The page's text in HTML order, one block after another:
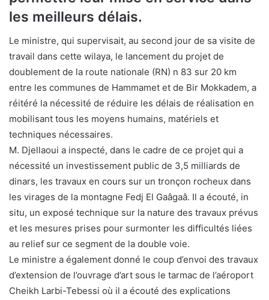
les meilleurs délais.
Le ministre, qui supervisait, au second jour de sa visite de
travail dans cette wilaya, le lancement du projet de
doublement de la route nationale (RN) n 83 sur 20 km
entre les communes de Hammamet et de Bir Mokkadem, a
réitéré la nécessité de réduire les délais de réalisation en
mobilisant tous les moyens humains, matériels et
techniques nécessaires.
M. Djellaoui a inspecté, dans le cadre de ce projet qui a
nécessité un investissement public de 3,5 milliards de
dinars, les travaux en cours sur un tronçon rocheux dans
les virages de la montagne Fedj El Gaâgaâ. Il a écouté, in
situ, un exposé technique sur la nature des travaux prévus
et les mesures prises pour surmonter les difficultés liées
au relief sur ce segment de la double voie.
Le ministre a également donné le coup d’envoi des travaux
d’extension de l’ouvrage d’art sous le tarmac de l’aéroport
Cheikh Larbi-Tebessi où il a écouté des explications